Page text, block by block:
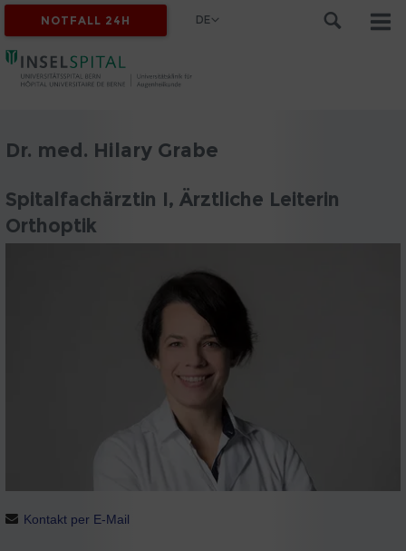
NOTFALL 24H DE
Dr. med. Hilary Grabe
Spitalfachärztin I, Ärztliche Leiterin
Orthoptik
Kontakt per E-Mail